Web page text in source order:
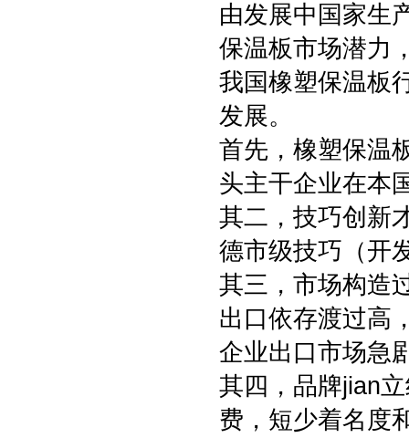
由发展中国家生
保温板市场潜力
我国橡塑保温板
发展。
首先，橡塑保温
头主干企业在本
其二，技巧创新
德市级技巧（开
其三，市场构造
出口依存渡过高
企业出口市场急
其四，品牌jian
费，短少着名度